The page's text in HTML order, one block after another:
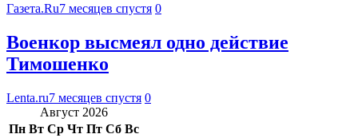
Газета.Ru7 месяцев спустя 0
Военкор высмеял одно действие
Тимошенко
Lenta.ru7 месяцев спустя 0
Август 2026
Пн Вт Ср Чт Пт Сб Вс